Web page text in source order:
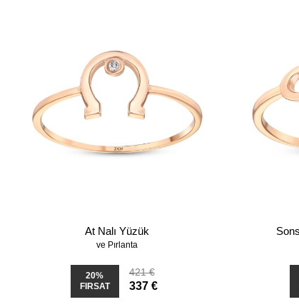
At Nalı Yüzük
ve Pırlanta
20%
FIRSAT
421 €
337 €